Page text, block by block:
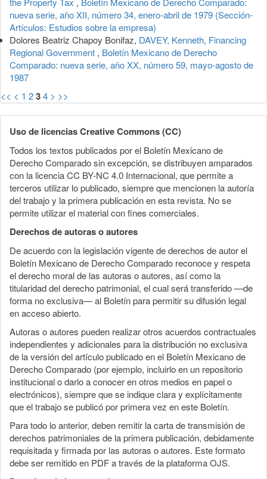
nueva serie, año XII, número 34, enero-abril de 1979 (Sección-
Artículos: Estudios sobre la empresa)
Dolores Beatriz Chapoy Bonifaz, DAVEY, Kenneth, Financing
Regional Government , Boletín Mexicano de Derecho
Comparado: nueva serie, año XX, número 59, mayo-agosto de
1987
<< < 1 234 > >>
Uso de licencias Creative Commons (CC)
Todos los textos publicados por el Boletín Mexicano de
Derecho Comparado sin excepción, se distribuyen amparados
con la licencia CC BY-NC 4.0 Internacional, que permite a
terceros utilizar lo publicado, siempre que mencionen la autoría
del trabajo y la primera publicación en esta revista. No se
permite utilizar el material con fines comerciales.
Derechos de autoras o autores
De acuerdo con la legislación vigente de derechos de autor el
Boletín Mexicano de Derecho Comparado reconoce y respeta
el derecho moral de las autoras o autores, así como la
titularidad del derecho patrimonial, el cual será transferido —de
forma no exclusiva— al Boletín para permitir su difusión legal
en acceso abierto.
Autoras o autores pueden realizar otros acuerdos contractuales
independientes y adicionales para la distribución no exclusiva
de la versión del artículo publicado en el Boletín Mexicano de
Derecho Comparado (por ejemplo, incluirlo en un repositorio
institucional o darlo a conocer en otros medios en papel o
electrónicos), siempre que se indique clara y explícitamente
que el trabajo se publicó por primera vez en este Boletín.
Para todo lo anterior, deben remitir la carta de transmisión de
derechos patrimoniales de la primera publicación, debidamente
requisitada y firmada por las autoras o autores. Este formato
debe ser remitido en PDF a través de la plataforma OJS.